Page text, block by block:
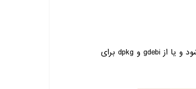
سپس بر روی آن کلیک کنید تا از طریق سافتور سنتر نصب شود و یا از gdebi و dpkg برای